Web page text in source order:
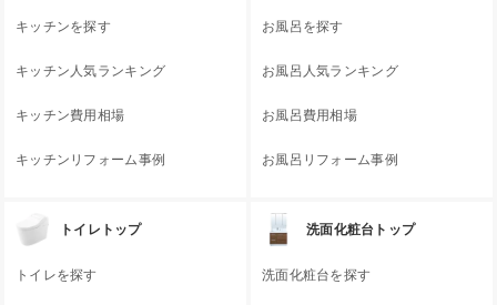
キッチンを探す
キッチン人気ランキング
キッチン費用相場
キッチンリフォーム事例
お風呂を探す
お風呂人気ランキング
お風呂費用相場
お風呂リフォーム事例
トイレトップ
トイレを探す
洗面化粧台トップ
洗面化粧台を探す